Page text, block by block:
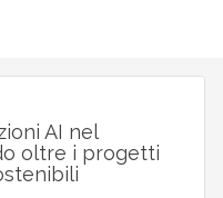
AI nel
oltre i progetti